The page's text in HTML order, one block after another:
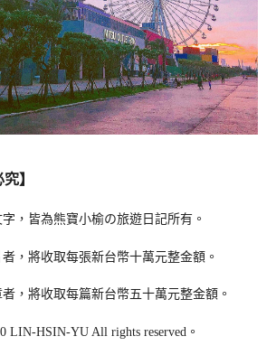
】
，皆為熊寶小榆の旅遊日記所有。
，將收取每張新台幣十萬元整金額。
，將收取每篇新台幣五十萬元整金額。
LIN-HSIN-YU All rights reserved。